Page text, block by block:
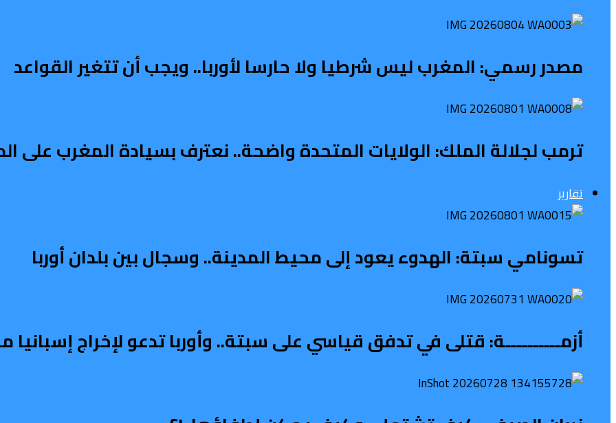
مصدر رسمي: المغرب ليس شرطيا ولا حارسا لأوربا.. ويجب أن تتغير القواعد
ترمب لجلالة الملك: الولايات المتحدة واضحة.. نعترف بسيادة المغرب على
تقارير
تسونامي سبتة: الهدوء يعود إلى محيط المدينة.. وسجال بين بلدان أوربا
أزمــــــــــة: قتلى في تدفق قياسي على سبتة.. وأوربا تدعو لإخراج